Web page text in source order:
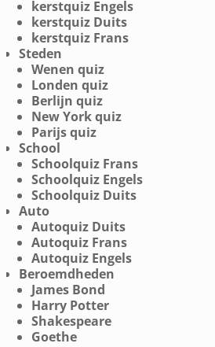
kerstquiz Engels
kerstquiz Duits
kerstquiz Frans
Steden
Wenen quiz
Londen quiz
Berlijn quiz
New York quiz
Parijs quiz
School
Schoolquiz Frans
Schoolquiz Engels
Schoolquiz Duits
Auto
Autoquiz Duits
Autoquiz Frans
Autoquiz Engels
Beroemdheden
James Bond
Harry Potter
Shakespeare
Goethe